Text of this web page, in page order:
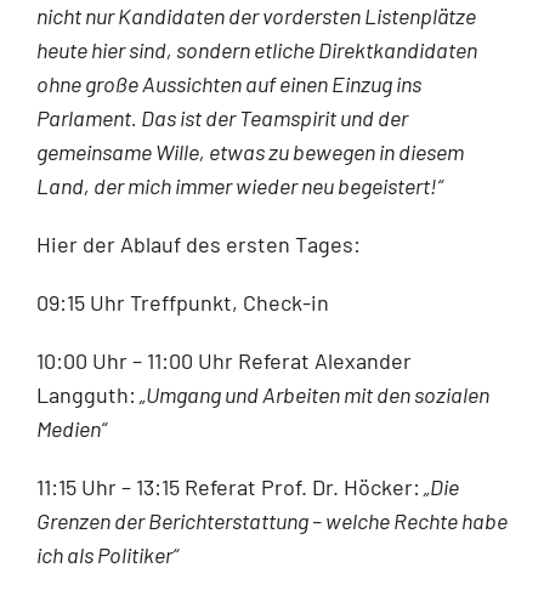
nicht nur Kandidaten der vordersten Listenplätze
heute hier sind, sondern etliche Direktkandidaten
ohne große Aussichten auf einen Einzug ins
Parlament. Das ist der Teamspirit und der
gemeinsame Wille, etwas zu bewegen in diesem
Land, der mich immer wieder neu begeistert!“
Hier der Ablauf des ersten Tages:
09:15 Uhr Treffpunkt, Check-in
10:00 Uhr – 11:00 Uhr Referat Alexander
Langguth: „Umgang und Arbeiten mit den sozialen
Medien“
11:15 Uhr – 13:15 Referat Prof. Dr. Höcker: „Die
Grenzen der Berichterstattung – welche Rechte habe
ich als Politiker“